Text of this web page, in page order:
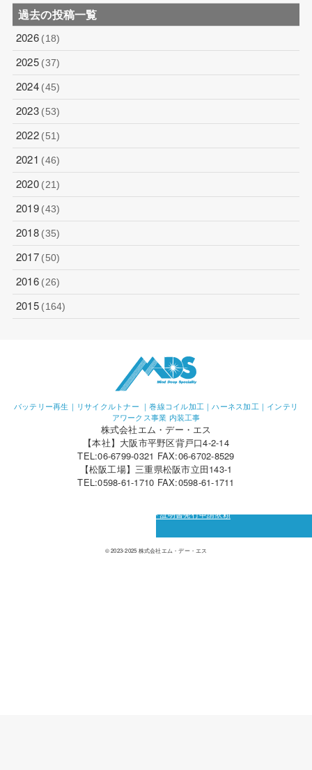
過去の投稿一覧
2026 (18)
2025 (37)
2024 (45)
2023 (53)
2022 (51)
2021 (46)
2020 (21)
2019 (43)
2018 (35)
2017 (50)
2016 (26)
2015 (164)
バッテリー再生｜リサイクルトナー ｜巻線コイル加工｜ハーネス加工｜インテリ
アワークス事業 内装工事
株式会社エム・デー・エス
【本社】大阪市平野区背戸口4-2-14
TEL:06-6799-0321 FAX:06-6702-8529
【松阪工場】三重県松阪市立田143-1
TEL:0598-61-1710 FAX:0598-61-1711
カーボン・オフセット証明書発行申請依頼
© 2023-2025 株式会社エム・デー・エス